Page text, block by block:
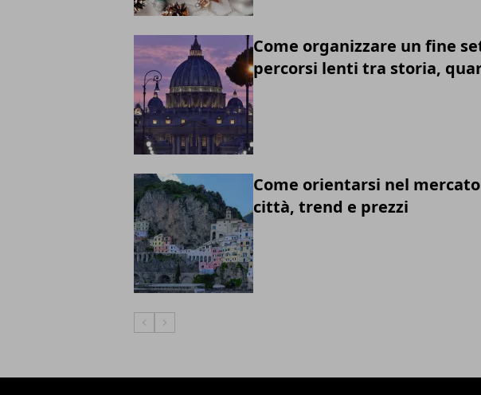
Come organizzare un fine
percorsi lenti tra storia,
Come orientarsi nel
città, trend e prezzi
Articolo Precedente
Articolo Successivo